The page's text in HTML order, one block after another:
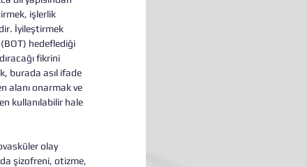
işlerlik
İyileştirmek
hedeflediği
fikrini
burada asıl ifade
alanı onarmak ve
kullanılabilir hale
olay
şizofreni, otizme,